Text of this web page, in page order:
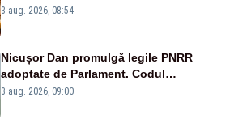
dezbatere
3 aug. 2026, 08:54
Nicușor Dan promulgă legile PNRR
adoptate de Parlament. Codul
urbanismului, printre actele normative
3 aug. 2026, 09:00